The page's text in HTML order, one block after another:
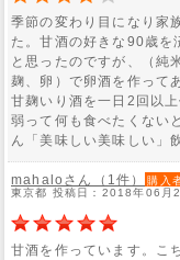
季節の変わり目になり家
た。甘酒の好きな90歳を
と思ったのですが、（純
麹、卵）で卵酒を作って
甘麹いり酒を一日2回以
弱って何も食べたくない
ん「美味しい美味しい」
mahaloさん（1件）
購入
東京都 投稿日：2018年06月
甘酒を作っています。こ